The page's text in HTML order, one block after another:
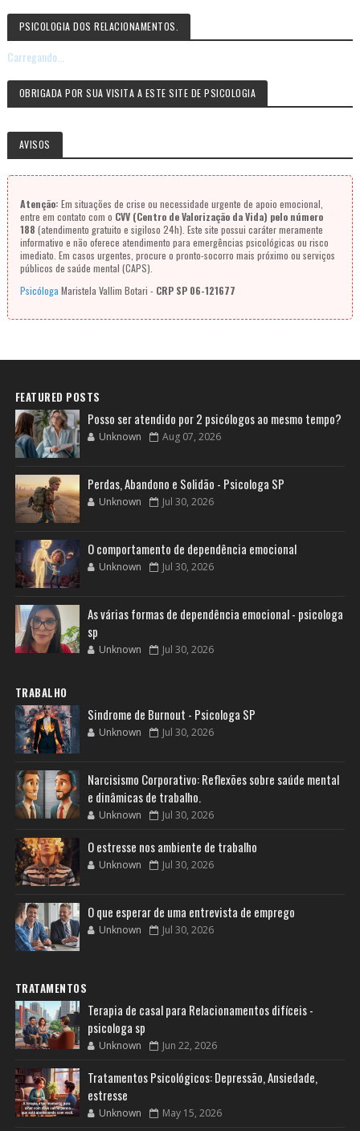
PSICOLOGIA DOS RELACIONAMENTOS.
Carregando...
OBRIGADA POR SUA VISITA A ESTE SITE DE PSICOLOGIA
AVISOS
Atenção: Em situações de crise ou necessidade urgente de apoio emocional,
entre em contato com o CVV (Centro de Valorização da Vida) pelo número
188 (atendimento gratuito e sigiloso 24h). Este site possui caráter meramente
informativo e não oferece atendimento para emergências psicológicas ou risco
imediato. Em casos urgentes, procure o pronto-socorro mais próximo ou serviços
públicos de saúde mental (CAPS).
Psicóloga Maristela Vallim Botari - CRP SP 06-121677
FEATURED POSTS
Posso ser atendido por 2 psicólogos ao mesmo tempo?
Unknown Aug 07, 2026
Perdas, Abandono e Solidão - Psicologa SP
Unknown Jul 30, 2026
O comportamento de dependência emocional
Unknown Jul 30, 2026
As várias formas de dependência emocional - psicologa
sp
Unknown Jul 30, 2026
TRABALHO
Sindrome de Burnout - Psicologa SP
Unknown Jul 30, 2026
Narcisismo Corporativo: Reflexões sobre saúde mental
e dinâmicas de trabalho.
Unknown Jul 30, 2026
O estresse nos ambiente de trabalho
Unknown Jul 30, 2026
O que esperar de uma entrevista de emprego
Unknown Jul 30, 2026
TRATAMENTOS
Terapia de casal para Relacionamentos difíceis -
psicologa sp
Unknown Jun 22, 2026
Tratamentos Psicológicos: Depressão, Ansiedade,
estresse
Unknown May 15, 2026